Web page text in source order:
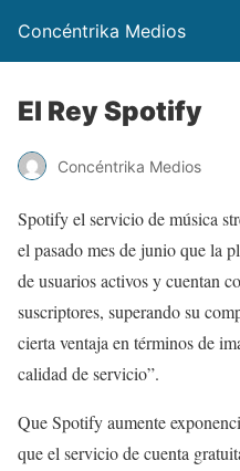
Concéntrika Medios
El Rey Spotify
Concéntrika Medios
Spotify el servicio de música
el pasado mes de junio que la
de usuarios activos y cuentan
suscriptores, superando su
cierta ventaja en términos de
calidad de servicio”.
Que Spotify aumente
que el servicio de cuenta